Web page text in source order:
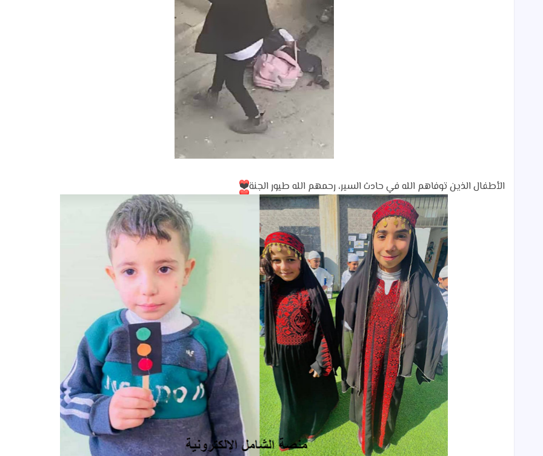
الأطفال الذين توفاهم الله في حادث السير، رحمهم الله طيور الجنة❤️